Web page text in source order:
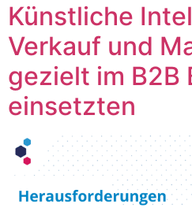
Künstliche
Verkauf und
gezielt im B2B
einsetzten